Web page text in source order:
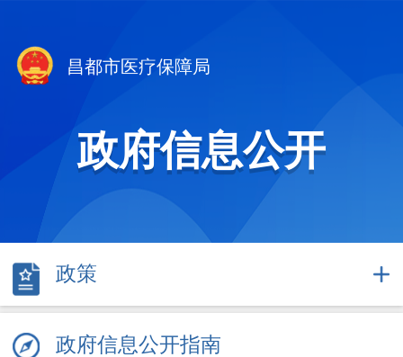
昌都市医疗保障局
政府信息公开
政策
政府信息公开指南